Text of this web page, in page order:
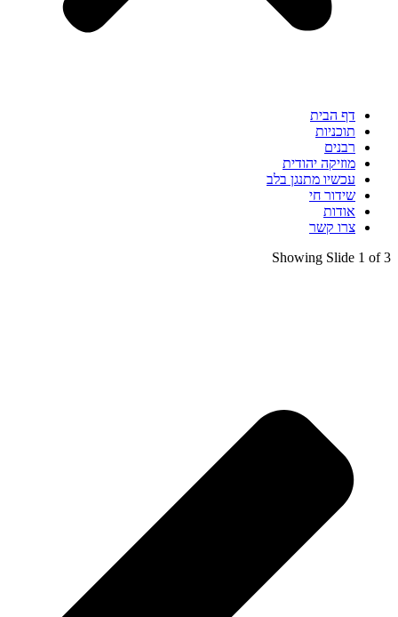
דף הבית
תוכניות
רבנים
מוזיקה יהודית
עכשיו מתנגן בלב
שידור חי
אודות
צרו קשר
Showing Slide 1 of 3